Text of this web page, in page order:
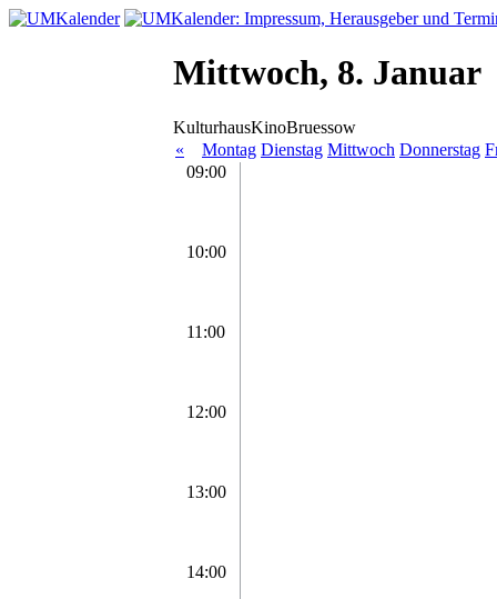
Mittwoch, 8. Januar
KulturhausKinoBruessow
«
Montag Dienstag Mittwoch Donnerstag
09:00
10:00
11:00
12:00
13:00
14:00